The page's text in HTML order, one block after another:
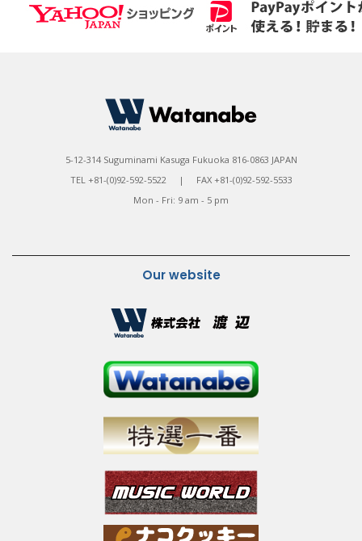
5-12-314 Suguminami Kasuga Fukuoka 816-0863 JAPAN
TEL +81-(0)92-592-5522 | FAX +81-(0)92-592-5533
Mon - Fri: 9 am - 5 pm
Our website